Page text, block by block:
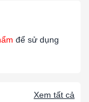
yêu cầu xử lý
rò rỉ khí chưa
trung tâm hoặc
để sử dụng
Xem tất cả